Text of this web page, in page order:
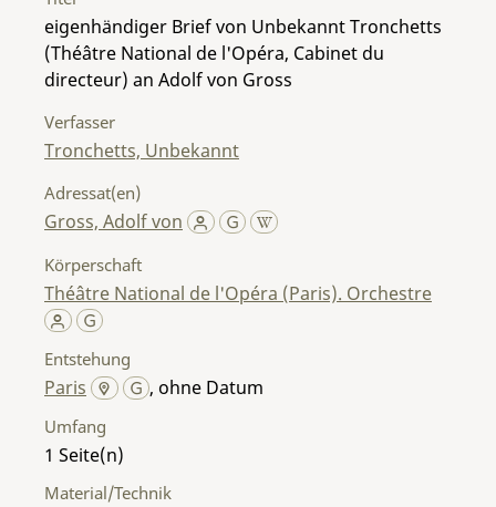
eigenhändiger Brief von Unbekannt Tronchetts
(Théâtre National de l'Opéra, Cabinet du
directeur) an Adolf von Gross
Verfasser
Tronchetts, Unbekannt
Adressat(en)
Gross, Adolf von
Körperschaft
Théâtre National de l'Opéra (Paris). Orchestre
Entstehung
Paris , ohne Datum
Umfang
1
Material/Technik